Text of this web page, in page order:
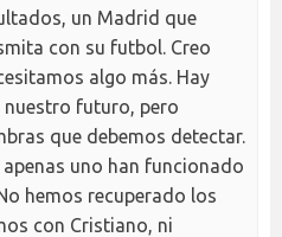
un Madrid que
con su futbol. Creo
algo más. Hay
nuestro futuro, pero
que debemos detectar.
uno han funcionado
hemos recuperado los
con Cristiano, ni